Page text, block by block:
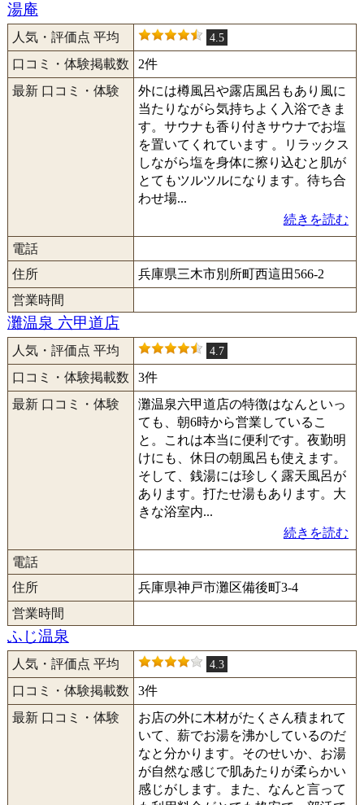
湯庵
人気・評価点 平均 4.5
口コミ・体験掲載数
2件
最新 口コミ・体験
外には樽風呂や露店風呂もあり風に
当たりながら気持ちよく入浴できま
す。サウナも香り付きサウナでお塩
を置いてくれています 。リラックス
しながら塩を身体に擦り込むと肌が
とてもツルツルになります。待ち合
わせ場...
続きを読む
電話
住所
兵庫県三木市別所町西這田566-2
営業時間
灘温泉 六甲道店
人気・評価点 平均 4.7
口コミ・体験掲載数
3件
最新 口コミ・体験
灘温泉六甲道店の特徴はなんといっ
ても、朝6時から営業しているこ
と。これは本当に便利です。夜勤明
けにも、休日の朝風呂も使えます。
そして、銭湯には珍しく露天風呂が
あります。打たせ湯もあります。大
きな浴室内...
続きを読む
電話
住所
兵庫県神戸市灘区備後町3-4
営業時間
ふじ温泉
人気・評価点 平均 4.3
口コミ・体験掲載数
3件
最新 口コミ・体験
お店の外に木材がたくさん積まれて
いて、薪でお湯を沸かしているのだ
なと分かります。そのせいか、お湯
が自然な感じで肌あたりが柔らかい
感じがします。また、なんと言って